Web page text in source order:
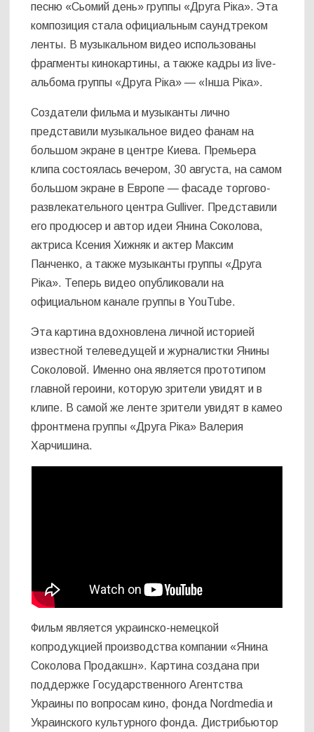
песню «Сьомий день» группы «Друга Ріка». Эта
композиция стала официальным саундтреком
ленты. В музыкальном видео использованы
фрагменты кинокартины, а также кадры из live-
альбома группы «Друга Ріка» — «Інша Ріка».
Создатели фильма и музыканты лично
представили музыкальное видео фанам на
большом экране в центре Киева. Премьера
клипа состоялась вечером, 30 августа, на самом
большом экране в Европе — фасаде торгово-
развлекательного центра Gulliver. Представили
его продюсер и автор идеи Янина Соколова,
актриса Ксения Хижняк и актер Максим
Панченко, а также музыканты группы «Друга
Ріка». Теперь видео опубликовали на
официальном канале группы в YouTube.
Эта картина вдохновлена личной историей
известной телеведущей и журналистки Янины
Соколовой. Именно она является прототипом
главной героини, которую зрители увидят и в
клипе. В самой же ленте зрители увидят в камео
фронтмена группы «Друга Ріка» Валерия
Харчишина.
Фильм является украинско-немецкой
копродукцией производства компании «Янина
Соколова Продакшн». Картина создана при
поддержке Государственного Агентства
Украины по вопросам кино, фонда Nordmedia и
Украинского культурного фонда. Дистрибьютор